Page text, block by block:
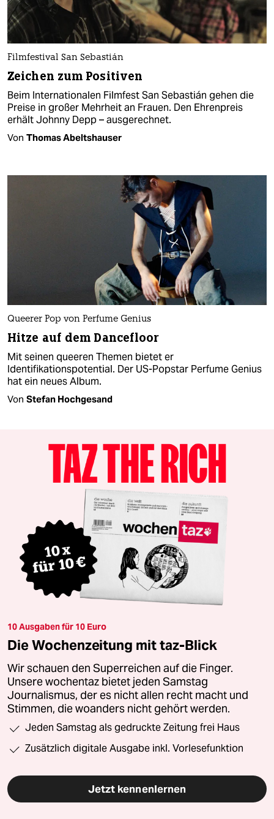
Filmfestival San Sebastián
Zeichen zum Positiven
Beim Internationalen Filmfest San Sebastián gehen die
Preise in großer Mehrheit an Frauen. Den Ehrenpreis
erhält Johnny Depp – ausgerechnet.
Von Thomas Abeltshauser
Queerer Pop von Perfume Genius
Hitze auf dem Dancefloor
Mit seinen queeren Themen bietet er
Identifikationspotential. Der US-Popstar Perfume Genius
hat ein neues Album.
Von Stefan Hochgesand
10 Ausgaben für 10 Euro
Die Wochenzeitung mit taz-Blick
Wir schauen den Superreichen auf die Finger.
Unsere wochentaz bietet jeden Samstag
Journalismus, der es nicht allen recht macht und
Stimmen, die woanders nicht gehört werden.
Jeden Samstag als gedruckte Zeitung frei Haus
Zusätzlich digitale Ausgabe inkl. Vorlesefunktion
Jetzt kennenlernen